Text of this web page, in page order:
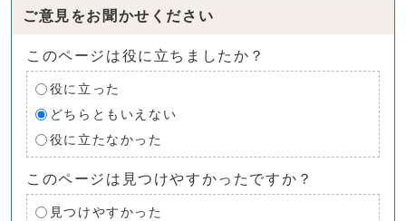
ご意見をお聞かせください
このページは役に立ちましたか？
役に立った
どちらともいえない
役に立たなかった
このページは見つけやすかったですか？
見つけやすかった